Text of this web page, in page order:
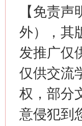
【免责
外），其
发推广仅
仅供交流
权，部分
意侵犯到
在谋